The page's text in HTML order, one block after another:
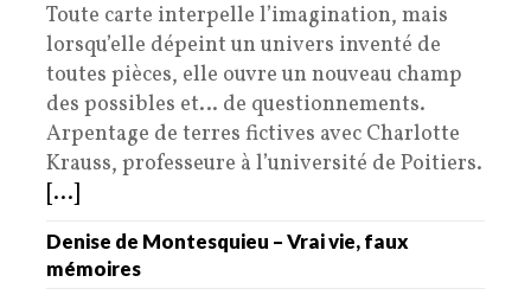
Toute carte interpelle l’imagination, mais
lorsqu’elle dépeint un univers inventé de
toutes pièces, elle ouvre un nouveau champ
des possibles et… de questionnements.
Arpentage de terres fictives avec Charlotte
Krauss, professeure à l’université de Poitiers.
[...]
Denise de Montesquieu – Vrai vie, faux
mémoires